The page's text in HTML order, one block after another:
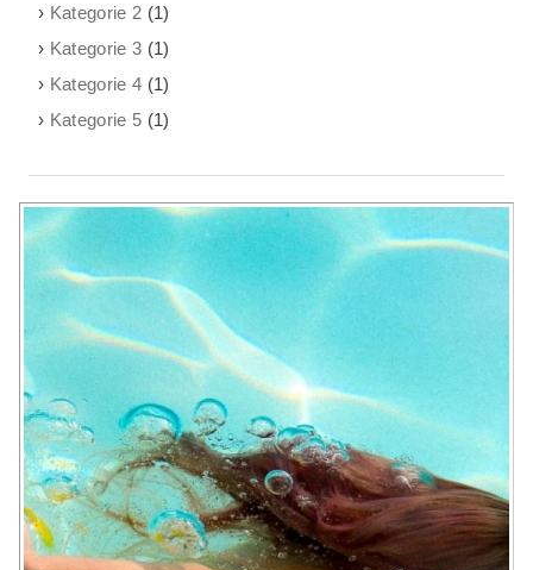
Kategorie 2 (1)
Kategorie 3 (1)
Kategorie 4 (1)
Kategorie 5 (1)